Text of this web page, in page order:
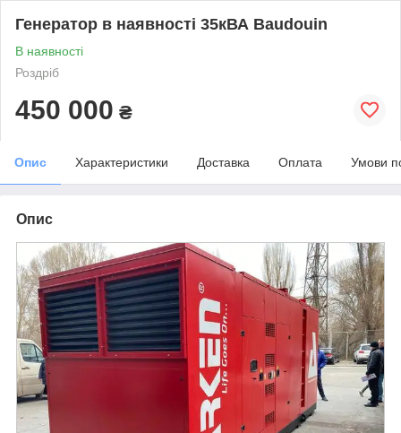
Генератор в наявності 35кВА Baudouin
В наявності
Роздріб
450 000 ₴
Опис Характеристики Доставка Оплата Умови
Опис